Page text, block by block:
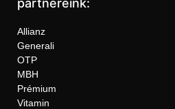
partnereink:
Allianz
Generali
OTP
MBH
Prémium
Vitamin